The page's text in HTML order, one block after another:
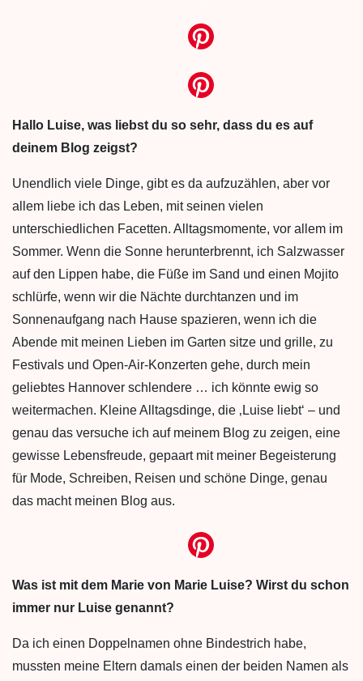
Hallo Luise, was liebst du so sehr, dass du es auf
deinem Blog zeigst?
Unendlich viele Dinge, gibt es da aufzuzählen, aber vor
allem liebe ich das Leben, mit seinen vielen
unterschiedlichen Facetten. Alltagsmomente, vor allem im
Sommer. Wenn die Sonne herunterbrennt, ich Salzwasser
auf den Lippen habe, die Füße im Sand und einen Mojito
schlürfe, wenn wir die Nächte durchtanzen und im
Sonnenaufgang nach Hause spazieren, wenn ich die
Abende mit meinen Lieben im Garten sitze und grille, zu
Festivals und Open-Air-Konzerten gehe, durch mein
geliebtes Hannover schlendere … ich könnte ewig so
weitermachen. Kleine Alltagsdinge, die ‚Luise liebt‘ – und
genau das versuche ich auf meinem Blog zu zeigen, eine
gewisse Lebensfreude, gepaart mit meiner Begeisterung
für Mode, Schreiben, Reisen und schöne Dinge, genau
das macht meinen Blog aus.
Was ist mit dem Marie von Marie Luise? Wirst du schon
immer nur Luise genannt?
Da ich einen Doppelnamen ohne Bindestrich habe,
mussten meine Eltern damals einen der beiden Namen als